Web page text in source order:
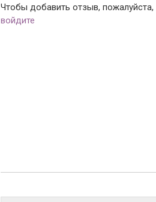
Чтобы добавить отзыв, пожалуйста,
войдите